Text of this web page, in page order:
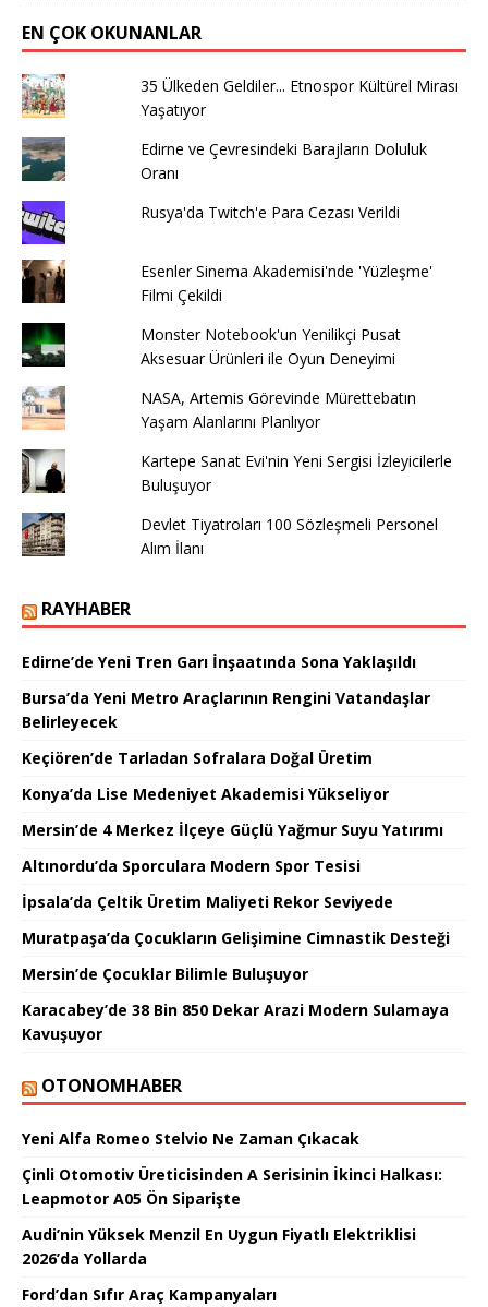
EN ÇOK OKUNANLAR
35 Ülkeden Geldiler... Etnospor Kültürel Mirası
Yaşatıyor
Edirne ve Çevresindeki Barajların Doluluk
Oranı
Rusya'da Twitch'e Para Cezası Verildi
Esenler Sinema Akademisi'nde 'Yüzleşme'
Filmi Çekildi
Monster Notebook'un Yenilikçi Pusat
Aksesuar Ürünleri ile Oyun Deneyimi
NASA, Artemis Görevinde Mürettebatın
Yaşam Alanlarını Planlıyor
Kartepe Sanat Evi'nin Yeni Sergisi İzleyicilerle
Buluşuyor
Devlet Tiyatroları 100 Sözleşmeli Personel
Alım İlanı
RAYHABER
Edirne’de Yeni Tren Garı İnşaatında Sona Yaklaşıldı
Bursa’da Yeni Metro Araçlarının Rengini Vatandaşlar
Belirleyecek
Keçiören’de Tarladan Sofralara Doğal Üretim
Konya’da Lise Medeniyet Akademisi Yükseliyor
Mersin’de 4 Merkez İlçeye Güçlü Yağmur Suyu Yatırımı
Altınordu’da Sporculara Modern Spor Tesisi
İpsala’da Çeltik Üretim Maliyeti Rekor Seviyede
Muratpaşa’da Çocukların Gelişimine Cimnastik Desteği
Mersin’de Çocuklar Bilimle Buluşuyor
Karacabey’de 38 Bin 850 Dekar Arazi Modern Sulamaya
Kavuşuyor
OTONOMHABER
Yeni Alfa Romeo Stelvio Ne Zaman Çıkacak
Çinli Otomotiv Üreticisinden A Serisinin İkinci Halkası:
Leapmotor A05 Ön Siparişte
Audi’nin Yüksek Menzil En Uygun Fiyatlı Elektriklisi
2026’da Yollarda
Ford’dan Sıfır Araç Kampanyaları